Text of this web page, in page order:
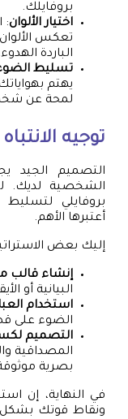
بروفايلك.
اختيار الألوان:
تعكس الألوان
الباردة الهدوء.
تسليط الضوء
يهتم
لمحة عن
توجيه
التصميم الجيد
الشخصية
بروفايلي لتسليط
أعتبرها الأهم.
إليك بعض
إنشاء قالب
البيانية أو
استخدام
الضوء على
التصميم
المصداقية
بصرية
في النهاية، إن
ونقاط قوتك